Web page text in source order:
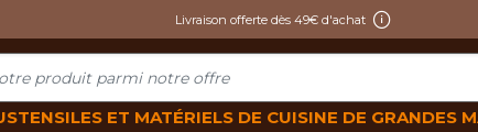
Livraison offerte dès 49€ d'achat
ET MATÉRIELS DE CUISINE DE GRANDES